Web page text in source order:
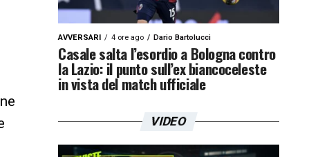
AVVERSARI 4 ore ago Dario Bartolucci
Casale salta l’esordio a Bologna contro
la Lazio: il punto sull’ex biancoceleste
in vista del match ufficiale
VIDEO